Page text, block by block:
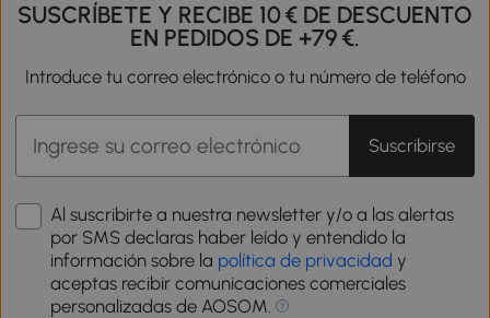
SUSCRÍBETE Y RECIBE 10 € DE DESCUENTO
EN PEDIDOS DE +79 €.
Introduce tu correo electrónico o tu número de teléfono
Suscribirse
Al suscribirte a nuestra newsletter y/o a las alertas
por SMS declaras haber leído y entendido la
información sobre la política de privacidad y
aceptas recibir comunicaciones comerciales
personalizadas de AOSOM.